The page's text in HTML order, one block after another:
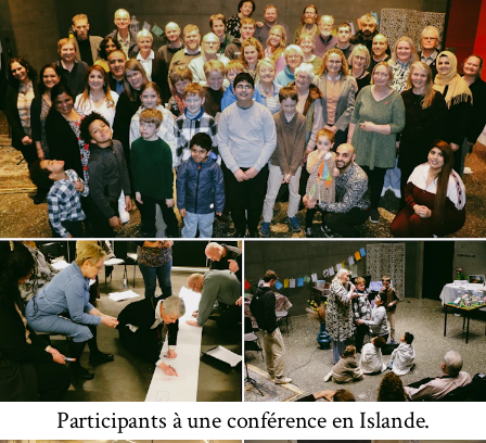
Participants à une conférence en Islande.